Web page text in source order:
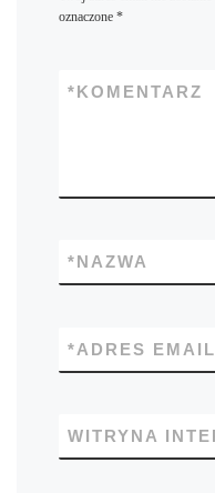
oznaczone *
KOMENTARZ
*
NAZWA
*
ADRES EMAIL
*
WITRYNA